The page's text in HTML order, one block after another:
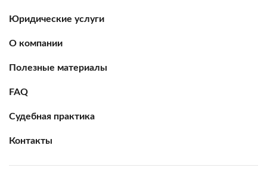
Юридические услуги
О компании
Полезные материалы
FAQ
Судебная практика
Контакты